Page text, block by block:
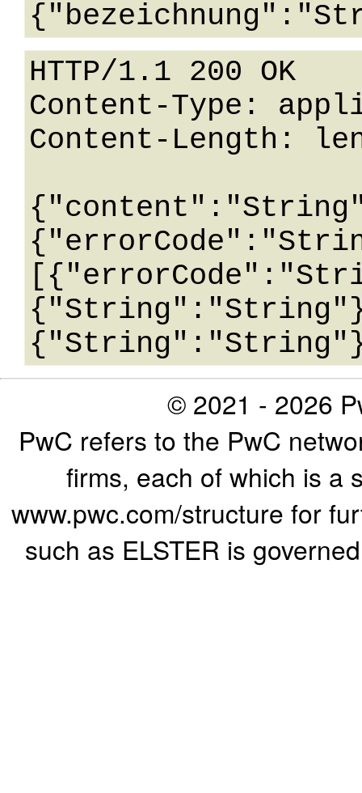
HTTP/1.1 200 OK
Content-Type:
Content-Length:
© 2021 - 2026
PwC refers to the PwC
firms, each of which is a
www.pwc.com/structure for
such as ELSTER is